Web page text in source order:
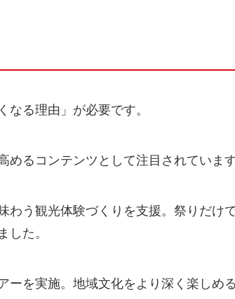
る理由」が必要です。
るコンテンツとして注目されています
わう観光体験づくりを支援。祭りだけ
した。
ーを実施。地域文化をより深く楽しめ